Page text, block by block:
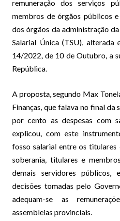
remuneração dos serviços
membros de órgãos públicos
dos órgãos da administração
Salarial Única (TSU), alterada
14/2022, de 10 de Outubro, a
República.
A proposta, segundo Max
Finanças, que falava no final da
por cento as despesas com
explicou, com este
fosso salarial entre os
soberania, titulares e
demais servidores públicos,
decisões tomadas pelo
adequam-se as
assembleias provinciais.